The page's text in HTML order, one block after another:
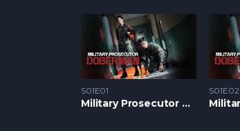
S01E01
Military Prosecutor Doberman S1 – Epizoda 01
S01E02